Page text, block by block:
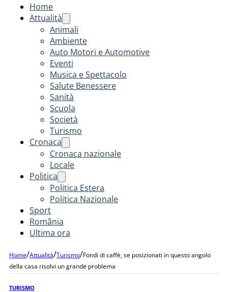
Home
Attualità
Animali
Ambiente
Auto Motori e Automotive
Eventi
Musica e Spettacolo
Salute Benessere
Sanità
Scuola
Società
Turismo
Cronaca
Cronaca nazionale
Locale
Politica
Politica Estera
Politica Nazionale
Sport
România
Ultima ora
Home/Attualità/Turismo/Fondi di caffè, se posizionati in questo angolo
della casa risolvi un grande problema
TURISMO